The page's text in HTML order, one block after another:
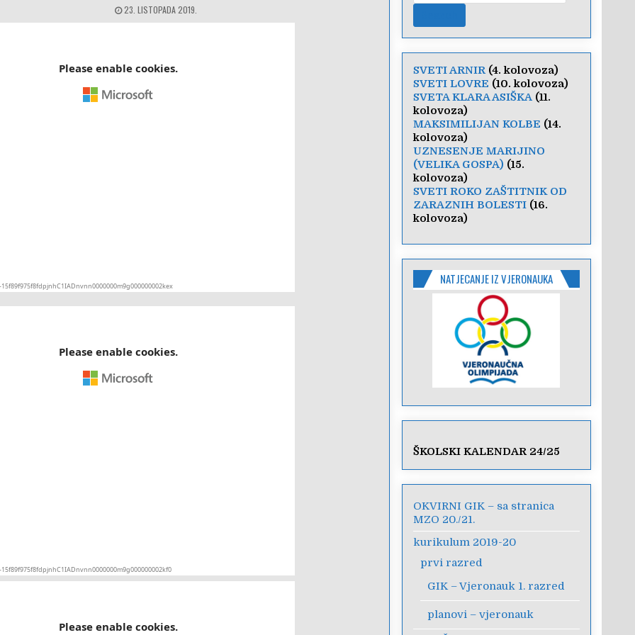
23. LISTOPADA 2019.
SVETI ARNIR(4. kolovoza)
SVETI LOVRE (10. kolovoza)
SVETA KLARA ASIŠKA(11.
kolovoza)
MAKSIMILIJAN KOLBE (14.
kolovoza)
UZNESENJE MARIJINO
(VELIKA GOSPA) (15.
kolovoza)
SVETI ROKO ZAŠTITNIK OD
ZARAZNIH BOLESTI(16.
kolovoza)
NATJECANJE IZ VJERONAUKA
ŠKOLSKI KALENDAR 24/25
OKVIRNI GIK – sa stranica
MZO 20./21.
kurikulum 2019-20
prvi razred
GIK – Vjeronauk 1. razred
planovi – vjeronauk